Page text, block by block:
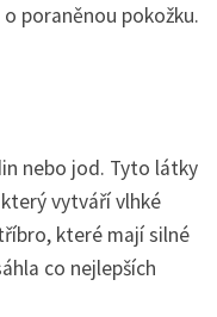
poraněnou pokožku.
nebo jod. Tyto látky
vytváří vlhké
které mají silné
co nejlepších